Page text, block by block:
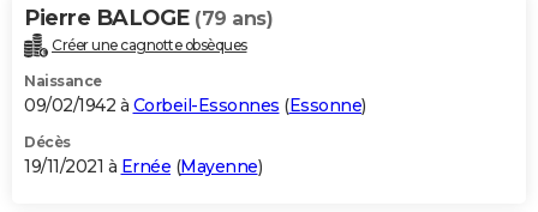
Pierre BALOGE (79 ans)
Créer une cagnotte obsèques
Naissance
09/02/1942 à Corbeil-Essonnes (Essonne)
Décès
19/11/2021 à Ernée (Mayenne)